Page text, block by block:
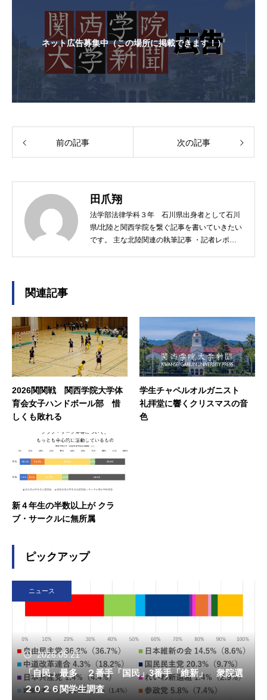
ネット広告募集中（この場所に掲載できます！）
前の記事 次の記事
田爪翔
法学部法律学科３年 石川県出身者として石川
県/北陸と関西学院を繋ぐ記事を書いていきたい
です。 主な北陸関連の執筆記事 ・記者レポー
じみ深い輪島朝市。11月下旬に関西学院で出張
輪島朝市が開催されました。出店者・参加者・
関学関係者・学生ボランティアなど様々な声を
インタビューしました。 大阪・関西万博では
様々な取材のアポ取り及び取材に尽力に尽力し
ました。
関連記事
2026関関戦 関西学院大学体
育会女子ハンドボール部 惜
しくも敗れる
学生チャペルオルガニスト
礼拝堂に響くクリスマスの音
色
新４年生の半数以上が クラ
ブ・サークルに無所属
ピックアップ
ニュース
2026.05.21
「自民」最多 ２番手「国民」3番手「維新」 衆院選
２０２６関学生調査